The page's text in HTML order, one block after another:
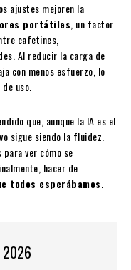
ajustes mejoren la
portátiles , un factor
cafetines,
Al reducir la carga de
con menos esfuerzo, lo
uso.
que, aunque la IA es el
sigue siendo la fluidez.
ver cómo se
hacer de
todos esperábamos
2026